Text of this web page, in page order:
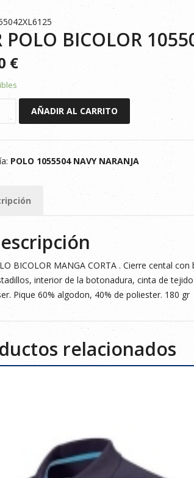
POLO BICOLOR
€
AÑADIR AL CARRITO
POLO 1055504 NAVY NARANJA
BICOLOR MANGA CORTA . Cierre cental
interior de la botonadura, cinta de
Pique 60% algodon, 40% de poliester. 180 gr
relacionados